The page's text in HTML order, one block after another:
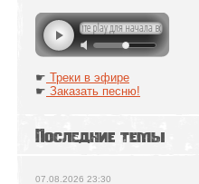
☛ Треки в эфире
☛ Заказать песню!
Последние темы
07.08.2026 23:30